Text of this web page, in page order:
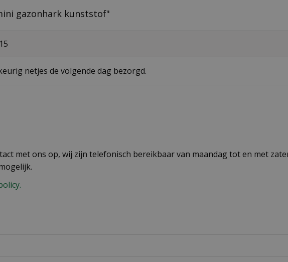
gazonhark kunststof"
netjes de volgende dag bezorgd.
met ons op, wij zijn telefonisch bereikbaar van maandag tot en met